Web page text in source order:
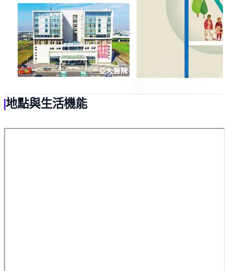
地點與生活機能